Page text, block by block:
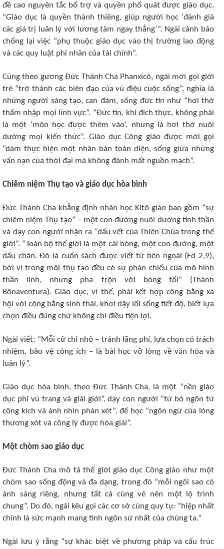
đề cao nguyên tắc bổ trợ và quyền phổ quát được giáo dục.
“Giáo dục là quyền thánh thiêng, giúp người học ‘đánh giá
các giá trị luân lý với lương tâm ngay thẳng’”. Ngài cảnh báo
chống lại việc “phụ thuộc giáo dục vào thị trường lao động
và các quy luật phi nhân của tài chính”.
Cũng theo gương Đức Thánh Cha Phanxicô, ngài mời gọi giới
trẻ “trở thành các biên đạo của vũ điệu cuộc sống”, nghĩa là
những người sáng tạo, can đảm, sống đức tin như “hơi thở
thấm nhập mọi lĩnh vực”. “Đức tin, khi đích thực, không phải
là một ‘môn học được thêm vào’, nhưng là hơi thở nuôi
dưỡng mọi kiến thức”. Giáo dục Công giáo được mời gọi
“dám thực hiện một nhân bản toàn diện, sống giữa những
vấn nạn của thời đại mà không đánh mất nguồn mạch”.
Chiêm niệm Thụ tạo và giáo dục hòa bình
Đức Thánh Cha khẳng định nhân học Kitô giáo bao gồm “sự
chiêm niệm Thụ tạo” – một con đường nuôi dưỡng tinh thần
và dạy con người nhận ra “dấu vết của Thiên Chúa trong thế
giới”. “Toàn bộ thế giới là một cái bóng, một con đường, một
dấu chân. Đó là cuốn sách được viết từ bên ngoài (Ed 2,9),
bởi vì trong mỗi thụ tạo đều có sự phản chiếu của mô hình
thần linh, nhưng pha trộn với bóng tối” (Thánh
Bônaventura). Giáo dục, vì thế, phải kết hợp công bằng xã
hội với công bằng sinh thái, khơi dậy lối sống tiết độ, biết lựa
chọn điều đúng chứ không chỉ điều tiện lợi.
Ngài viết: “Mỗi cử chỉ nhỏ – tránh lãng phí, lựa chọn có trách
nhiệm, bảo vệ công ích – là bài học vỡ lòng về văn hóa và
luân lý”.
Giáo dục hòa bình, theo Đức Thánh Cha, là một “nền giáo
dục phi vũ trang và giải giới”, dạy con người “từ bỏ ngôn từ
công kích và ánh nhìn phán xét”, để học “ngôn ngữ của lòng
thương xót và công lý được hòa giải”.
Một chòm sao giáo dục
Đức Thánh Cha mô tả thế giới giáo dục Công giáo như một
chòm sao sống động và đa dạng, trong đó “mỗi ngôi sao có
ánh sáng riêng, nhưng tất cả cùng vẽ nên một lộ trình
chung”. Do đó, ngài kêu gọi các cơ sở cùng quy tụ: “hiệp nhất
chính là sức mạnh mang tính ngôn sứ nhất của chúng ta.”
Ngài lưu ý rằng “sự khác biệt về phương pháp và cấu trúc